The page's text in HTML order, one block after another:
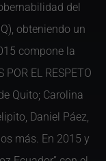
del
obteniendo un
compone la
EL RESPETO
Quito; Carolina
Daniel Páez,
más. En 2015 y